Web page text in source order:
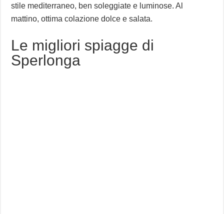
stile mediterraneo, ben soleggiate e luminose. Al
mattino, ottima colazione dolce e salata.
Le migliori spiagge di
Sperlonga